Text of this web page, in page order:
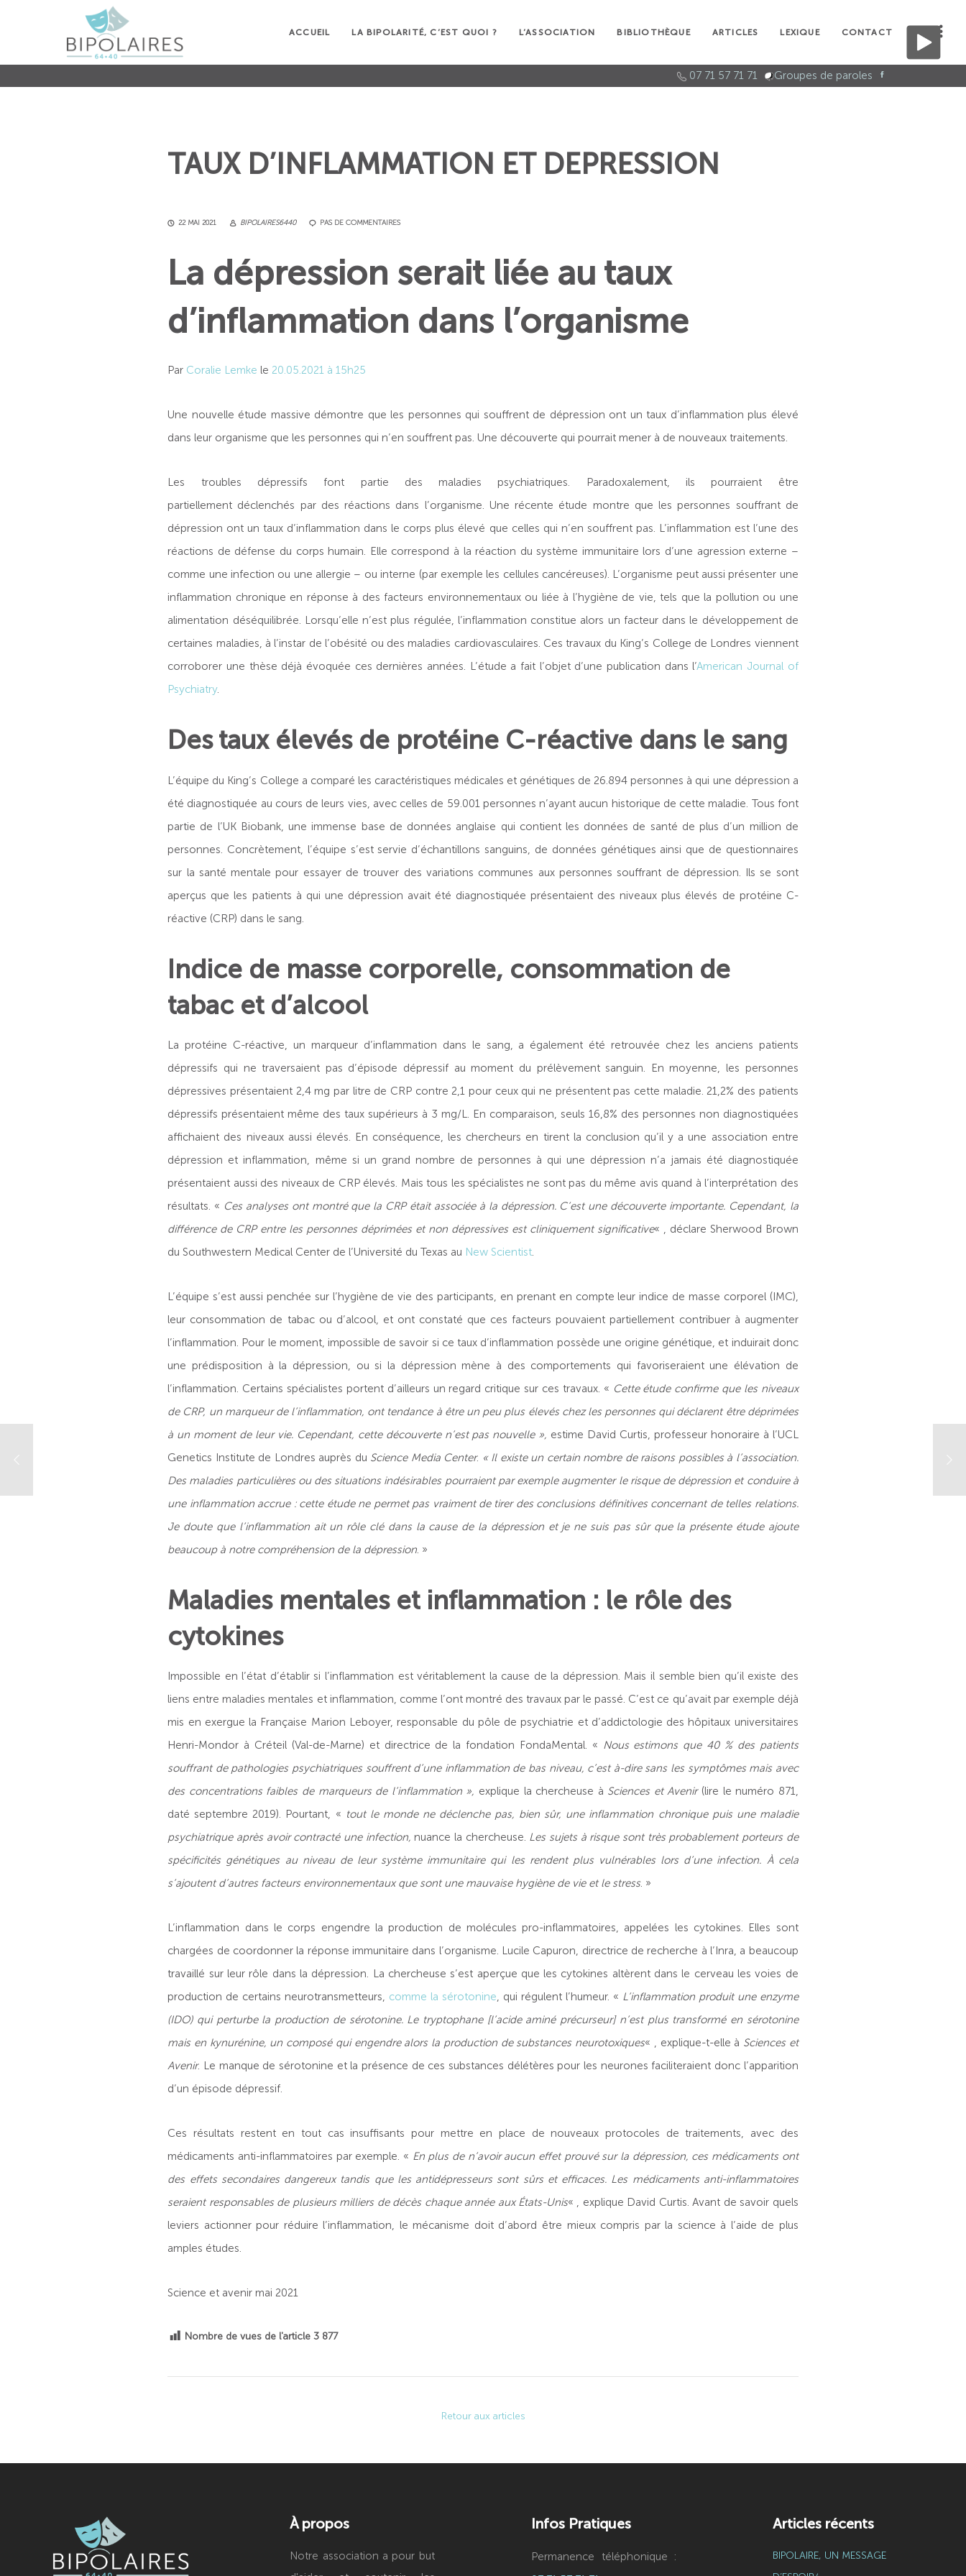
ACCUEIL LA BIPOLARITÉ, C’EST QUOI ? L’ASSOCIATION BIBLIOTHÈQUE ARTICLES LEXIQUE CONTACT
07 71 57 71 71 Groupes de paroles
TAUX D’INFLAMMATION ET DEPRESSION
22 MAI 2021 BIPOLAIRES6440 PAS DE COMMENTAIRES
La dépression serait liée au taux
d’inflammation dans l’organisme
Par Coralie Lemke le 20.05.2021 à 15h25
Une nouvelle étude massive démontre que les personnes qui souffrent de dépression ont un taux d’inflammation plus élevé
dans leur organisme que les personnes qui n’en souffrent pas. Une découverte qui pourrait mener à de nouveaux traitements.
Les troubles dépressifs font partie des maladies psychiatriques. Paradoxalement, ils pourraient être
partiellement déclenchés par des réactions dans l’organisme. Une récente étude montre que les personnes souffrant de
dépression ont un taux d’inflammation dans le corps plus élevé que celles qui n’en souffrent pas. L’inflammation est l’une des
réactions de défense du corps humain. Elle correspond à la réaction du système immunitaire lors d’une agression externe –
comme une infection ou une allergie – ou interne (par exemple les cellules cancéreuses). L’organisme peut aussi présenter une
inflammation chronique en réponse à des facteurs environnementaux ou liée à l’hygiène de vie, tels que la pollution ou une
alimentation déséquilibrée. Lorsqu’elle n’est plus régulée, l’inflammation constitue alors un facteur dans le développement de
certaines maladies, à l’instar de l’obésité ou des maladies cardiovasculaires. Ces travaux du King’s College de Londres viennent
corroborer une thèse déjà évoquée ces dernières années. L’étude a fait l’objet d’une publication dans l’American Journal of
Psychiatry.
Des taux élevés de protéine C-réactive dans le sang
L’équipe du King’s College a comparé les caractéristiques médicales et génétiques de 26.894 personnes à qui une dépression a
été diagnostiquée au cours de leurs vies, avec celles de 59.001 personnes n’ayant aucun historique de cette maladie. Tous font
partie de l’UK Biobank, une immense base de données anglaise qui contient les données de santé de plus d’un million de
personnes. Concrètement, l’équipe s’est servie d’échantillons sanguins, de données génétiques ainsi que de questionnaires
sur la santé mentale pour essayer de trouver des variations communes aux personnes souffrant de dépression. Ils se sont
aperçus que les patients à qui une dépression avait été diagnostiquée présentaient des niveaux plus élevés de protéine C-
réactive (CRP) dans le sang.
Indice de masse corporelle, consommation de
tabac et d’alcool
La protéine C-réactive, un marqueur d’inflammation dans le sang, a également été retrouvée chez les anciens patients
dépressifs qui ne traversaient pas d’épisode dépressif au moment du prélèvement sanguin. En moyenne, les personnes
dépressives présentaient 2,4 mg par litre de CRP contre 2,1 pour ceux qui ne présentent pas cette maladie. 21,2% des patients
dépressifs présentaient même des taux supérieurs à 3 mg/L. En comparaison, seuls 16,8% des personnes non diagnostiquées
affichaient des niveaux aussi élevés. En conséquence, les chercheurs en tirent la conclusion qu’il y a une association entre
dépression et inflammation, même si un grand nombre de personnes à qui une dépression n’a jamais été diagnostiquée
présentaient aussi des niveaux de CRP élevés. Mais tous les spécialistes ne sont pas du même avis quand à l’interprétation des
résultats. « Ces analyses ont montré que la CRP était associée à la dépression. C’est une découverte importante. Cependant, la
différence de CRP entre les personnes déprimées et non dépressives est cliniquement significative« , déclare Sherwood Brown
du Southwestern Medical Center de l’Université du Texas au New Scientist.
L’équipe s’est aussi penchée sur l’hygiène de vie des participants, en prenant en compte leur indice de masse corporel (IMC),
leur consommation de tabac ou d’alcool, et ont constaté que ces facteurs pouvaient partiellement contribuer à augmenter
l’inflammation. Pour le moment, impossible de savoir si ce taux d’inflammation possède une origine génétique, et induirait donc
une prédisposition à la dépression, ou si la dépression mène à des comportements qui favoriseraient une élévation de
l’inflammation. Certains spécialistes portent d’ailleurs un regard critique sur ces travaux. « Cette étude confirme que les niveaux
de CRP, un marqueur de l’inflammation, ont tendance à être un peu plus élevés chez les personnes qui déclarent être déprimées
à un moment de leur vie. Cependant, cette découverte n’est pas nouvelle », estime David Curtis, professeur honoraire à l’UCL
Genetics Institute de Londres auprès du Science Media Center. « Il existe un certain nombre de raisons possibles à l’association.
Des maladies particulières ou des situations indésirables pourraient par exemple augmenter le risque de dépression et conduire à
une inflammation accrue : cette étude ne permet pas vraiment de tirer des conclusions définitives concernant de telles relations.
Je doute que l’inflammation ait un rôle clé dans la cause de la dépression et je ne suis pas sûr que la présente étude ajoute
beaucoup à notre compréhension de la dépression. »
Maladies mentales et inflammation : le rôle des
cytokines
Impossible en l’état d’établir si l’inflammation est véritablement la cause de la dépression. Mais il semble bien qu’il existe des
liens entre maladies mentales et inflammation, comme l’ont montré des travaux par le passé. C’est ce qu’avait par exemple déjà
mis en exergue la Française Marion Leboyer, responsable du pôle de psychiatrie et d’addictologie des hôpitaux universitaires
Henri-Mondor à Créteil (Val-de-Marne) et directrice de la fondation FondaMental. « Nous estimons que 40 % des patients
souffrant de pathologies psychiatriques souffrent d’une inflammation de bas niveau, c’est à-dire sans les symptômes mais avec
des concentrations faibles de marqueurs de l’inflammation », explique la chercheuse à Sciences et Avenir(lire le numéro 871,
daté septembre 2019). Pourtant, « tout le monde ne déclenche pas, bien sûr, une inflammation chronique puis une maladie
psychiatrique après avoir contracté une infection, nuance la chercheuse. Les sujets à risque sont très probablement porteurs de
spécificités génétiques au niveau de leur système immunitaire qui les rendent plus vulnérables lors d’une infection. À cela
s’ajoutent d’autres facteurs environnementaux que sont une mauvaise hygiène de vie et le stress. »
L’inflammation dans le corps engendre la production de molécules pro-inflammatoires, appelées les cytokines. Elles sont
chargées de coordonner la réponse immunitaire dans l’organisme. Lucile Capuron, directrice de recherche à l’Inra, a beaucoup
travaillé sur leur rôle dans la dépression. La chercheuse s’est aperçue que les cytokines altèrent dans le cerveau les voies de
production de certains neurotransmetteurs, comme la sérotonine, qui régulent l’humeur. « L’inflammation produit une enzyme
(IDO) qui perturbe la production de sérotonine. Le tryptophane [l’acide aminé précurseur] n’est plus transformé en sérotonine
mais en kynurénine, un composé qui engendre alors la production de substances neurotoxiques« , explique-t-elle à Sciences et
Avenir. Le manque de sérotonine et la présence de ces substances délétères pour les neurones faciliteraient donc l’apparition
d’un épisode dépressif.
Ces résultats restent en tout cas insuffisants pour mettre en place de nouveaux protocoles de traitements, avec des
médicaments anti-inflammatoires par exemple. « En plus de n’avoir aucun effet prouvé sur la dépression, ces médicaments ont
des effets secondaires dangereux tandis que les antidépresseurs sont sûrs et efficaces. Les médicaments anti-inflammatoires
seraient responsables de plusieurs milliers de décès chaque année aux États-Unis« , explique David Curtis. Avant de savoir quels
leviers actionner pour réduire l’inflammation, le mécanisme doit d’abord être mieux compris par la science à l’aide de plus
amples études.
Science et avenir mai 2021
Nombre de vues de l'article 3 877
Retour aux articles
À propos
Notre association a pour but
Infos Pratiques
Permanence téléphonique :
Articles récents
BIPOLAIRE, UN MESSAGE